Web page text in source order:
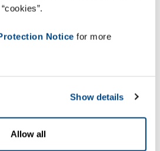
Notice for more
Show details
Allow all
professionnels du marché.
d'animations culinaires
personne devant faire face
aux défis liés à la vente
omnicanal et qui souhaite